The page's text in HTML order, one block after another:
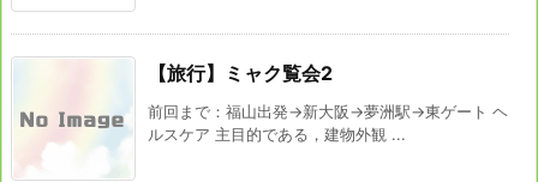
【旅行】ミャク覧会2
前回まで：福山出発→新大阪→夢洲駅→東ゲート ヘ
ルスケア 主目的である，建物外観 ...